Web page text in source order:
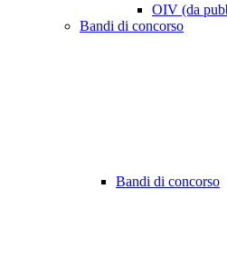
OIV (da
Bandi di concorso
Bandi di concorso